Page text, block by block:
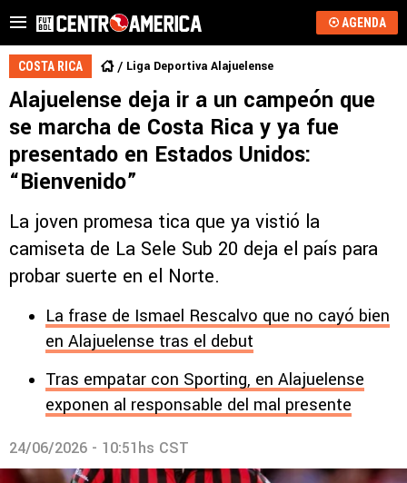
AGENDA
COSTA RICA Liga Deportiva Alajuelense
Alajuelense deja ir a un campeón que
se marcha de Costa Rica y ya fue
presentado en Estados Unidos:
“Bienvenido”
La joven promesa tica que ya vistió la
camiseta de La Sele Sub 20 deja el país para
probar suerte en el Norte.
La frase de Ismael Rescalvo que no cayó bien
en Alajuelense tras el debut
Tras empatar con Sporting, en Alajuelense
exponen al responsable del mal presente
24/06/2026 - 10:51hs CST